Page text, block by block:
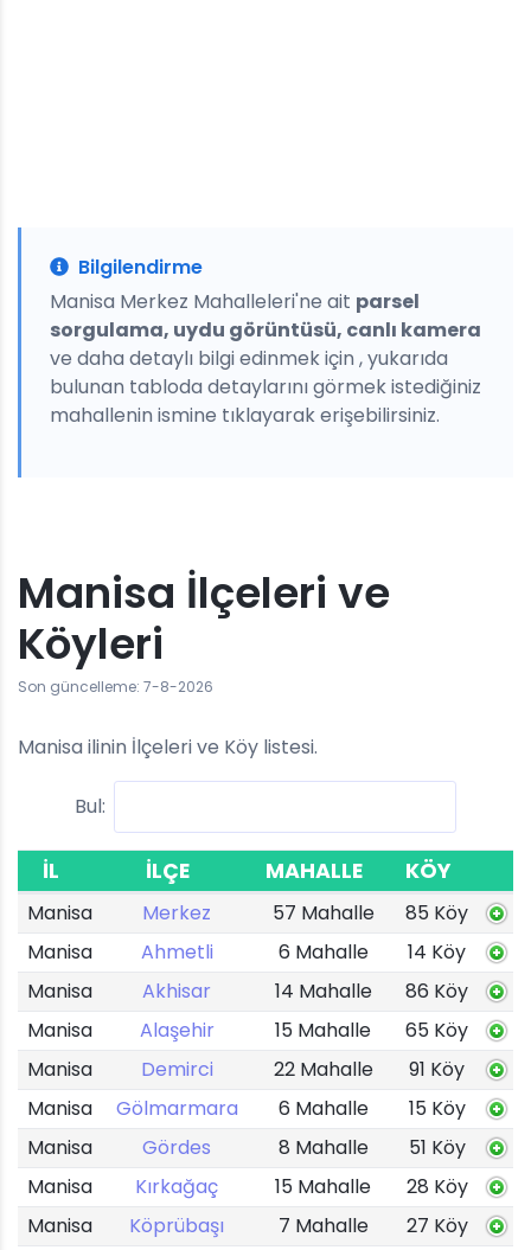
Bilgilendirme
Manisa Merkez Mahalleleri'ne ait parsel
sorgulama, uydu görüntüsü, canlı kamera
ve daha detaylı bilgi edinmek için , yukarıda
bulunan tabloda detaylarını görmek istediğiniz
mahallenin ismine tıklayarak erişebilirsiniz.
Manisa İlçeleri ve
Köyleri
Son güncelleme: 7-8-2026
Manisa ilinin İlçeleri ve Köy listesi.
Bul:
İL İLÇE MAHALLE KÖY
Manisa Merkez 57 Mahalle
85 Köy
Manisa
Ahmetli 6 Mahalle
14 Köy
Manisa
Akhisar 14 Mahalle
86 Köy
Manisa
Alaşehir 15 Mahalle
65 Köy
Manisa
Demirci 22 Mahalle
91 Köy
Manisa
Gölmarmara 6 Mahalle
15 Köy
Manisa
Gördes 8 Mahalle
51 Köy
Manisa
Kırkağaç 15 Mahalle
28 Köy
Manisa
Köprübaşı 7 Mahalle
27 Köy